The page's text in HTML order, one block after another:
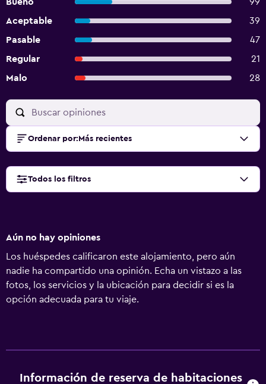
Aceptable
39
Pasable
47
Regular
21
Malo
28
Ordenar por: Más recientes
Todos los filtros
Aún no hay opiniones
Los huéspedes calificaron este alojamiento, pero aún
nadie ha compartido una opinión. Echa un vistazo a las
fotos, los servicios y la ubicación para decidir si es la
opción adecuada para tu viaje.
Información de reserva de habitaciones